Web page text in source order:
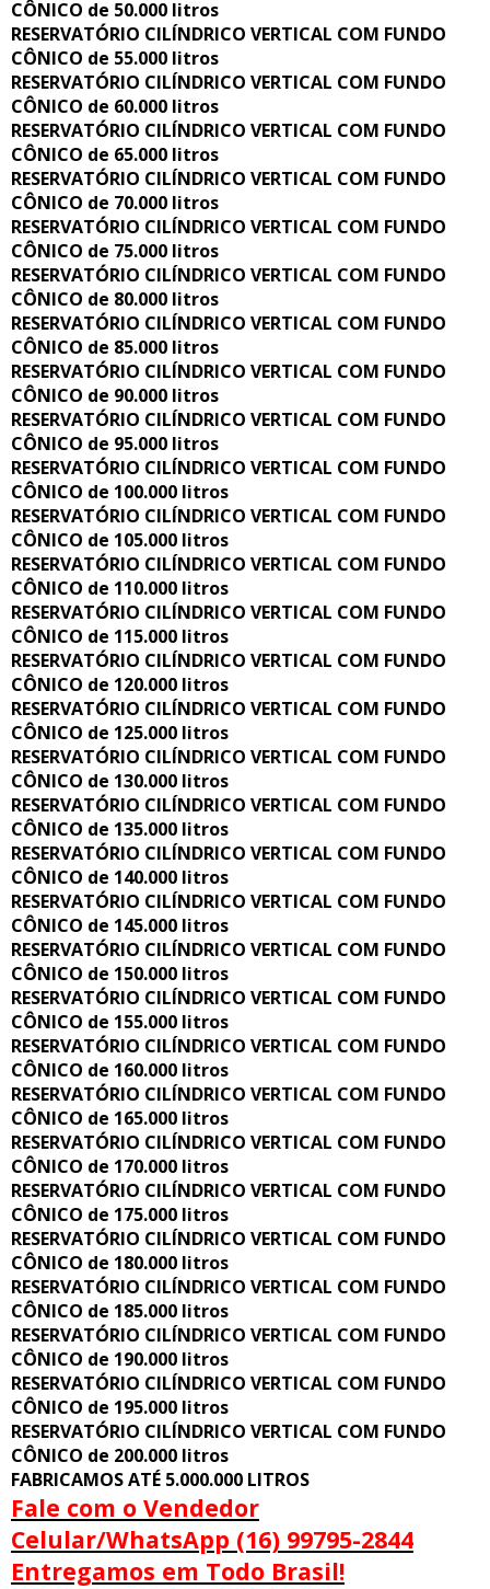
CÔNICO de 50.000 litros
RESERVATÓRIO CILÍNDRICO VERTICAL COM FUNDO
CÔNICO de 55.000 litros
RESERVATÓRIO CILÍNDRICO VERTICAL COM FUNDO
CÔNICO de 60.000 litros
RESERVATÓRIO CILÍNDRICO VERTICAL COM FUNDO
CÔNICO de 65.000 litros
RESERVATÓRIO CILÍNDRICO VERTICAL COM FUNDO
CÔNICO de 70.000 litros
RESERVATÓRIO CILÍNDRICO VERTICAL COM FUNDO
CÔNICO de 75.000 litros
RESERVATÓRIO CILÍNDRICO VERTICAL COM FUNDO
CÔNICO de 80.000 litros
RESERVATÓRIO CILÍNDRICO VERTICAL COM FUNDO
CÔNICO de 85.000 litros
RESERVATÓRIO CILÍNDRICO VERTICAL COM FUNDO
CÔNICO de 90.000 litros
RESERVATÓRIO CILÍNDRICO VERTICAL COM FUNDO
CÔNICO de 95.000 litros
RESERVATÓRIO CILÍNDRICO VERTICAL COM FUNDO
CÔNICO de 100.000 litros
RESERVATÓRIO CILÍNDRICO VERTICAL COM FUNDO
CÔNICO de 105.000 litros
RESERVATÓRIO CILÍNDRICO VERTICAL COM FUNDO
CÔNICO de 110.000 litros
RESERVATÓRIO CILÍNDRICO VERTICAL COM FUNDO
CÔNICO de 115.000 litros
RESERVATÓRIO CILÍNDRICO VERTICAL COM FUNDO
CÔNICO de 120.000 litros
RESERVATÓRIO CILÍNDRICO VERTICAL COM FUNDO
CÔNICO de 125.000 litros
RESERVATÓRIO CILÍNDRICO VERTICAL COM FUNDO
CÔNICO de 130.000 litros
RESERVATÓRIO CILÍNDRICO VERTICAL COM FUNDO
CÔNICO de 135.000 litros
RESERVATÓRIO CILÍNDRICO VERTICAL COM FUNDO
CÔNICO de 140.000 litros
RESERVATÓRIO CILÍNDRICO VERTICAL COM FUNDO
CÔNICO de 145.000 litros
RESERVATÓRIO CILÍNDRICO VERTICAL COM FUNDO
CÔNICO de 150.000 litros
RESERVATÓRIO CILÍNDRICO VERTICAL COM FUNDO
CÔNICO de 155.000 litros
RESERVATÓRIO CILÍNDRICO VERTICAL COM FUNDO
CÔNICO de 160.000 litros
RESERVATÓRIO CILÍNDRICO VERTICAL COM FUNDO
CÔNICO de 165.000 litros
RESERVATÓRIO CILÍNDRICO VERTICAL COM FUNDO
CÔNICO de 170.000 litros
RESERVATÓRIO CILÍNDRICO VERTICAL COM FUNDO
CÔNICO de 175.000 litros
RESERVATÓRIO CILÍNDRICO VERTICAL COM FUNDO
CÔNICO de 180.000 litros
RESERVATÓRIO CILÍNDRICO VERTICAL COM FUNDO
CÔNICO de 185.000 litros
RESERVATÓRIO CILÍNDRICO VERTICAL COM FUNDO
CÔNICO de 190.000 litros
RESERVATÓRIO CILÍNDRICO VERTICAL COM FUNDO
CÔNICO de 195.000 litros
RESERVATÓRIO CILÍNDRICO VERTICAL COM FUNDO
CÔNICO de 200.000 litros
FABRICAMOS ATÉ 5.000.000 LITROS
Fale com o Vendedor
Celular/WhatsApp (16) 99795-2844
Entregamos em Todo Brasil!